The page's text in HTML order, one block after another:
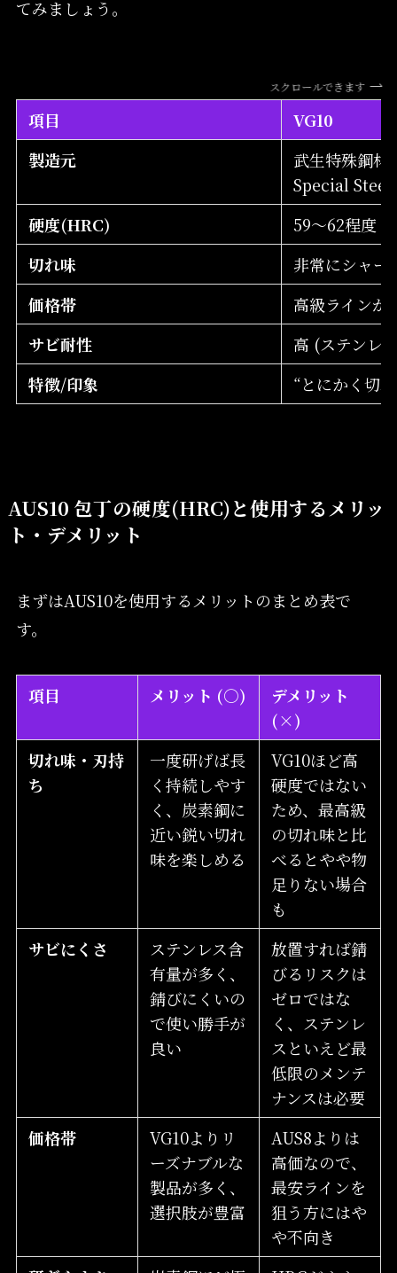
てみましょう。
スクロールできます
項目
VG10
製造元
武生特殊鋼
Special Steel
硬度(HRC)
59～62程度 (
切れ味
非常にシャー
価格帯
高級ラインが
サビ耐性
高 (ステンレ
特徴/印象
“とにかく切
AUS10 包丁の硬度(HRC)と使用するメリッ
ト・デメリット
まずはAUS10を使用するメリットのまとめ表で
す。
項目 メリット (○)
デメリット
(×)
切れ味・刃持
ち
一度研げば長
く持続しやす
く、炭素鋼に
近い鋭い切れ
味を楽しめる
VG10ほど高
硬度ではない
ため、最高級
の切れ味と比
べるとやや物
足りない場合
も
サビにくさ
ステンレス含
有量が多く、
錆びにくいの
で使い勝手が
良い
放置すれば錆
びるリスクは
ゼロではな
く、ステンレ
スといえど最
低限のメンテ
ナンスは必要
価格帯
VG10よりリ
ーズナブルな
製品が多く、
選択肢が豊富
AUS8よりは
高価なので、
最安ラインを
狙う方にはや
や不向き